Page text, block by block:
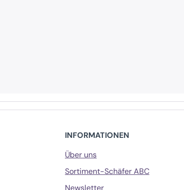
INFORMATIONEN
Über uns
Sortiment-Schäfer ABC
Newsletter